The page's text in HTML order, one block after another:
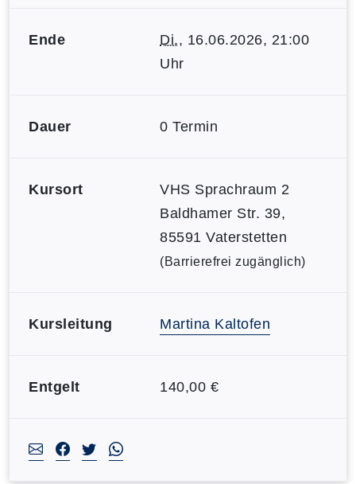
Ende Di., 16.06.2026, 21:00
Uhr
Dauer 0 Termin
Kursort
VHS Sprachraum 2
Baldhamer Str. 39,
85591 Vaterstetten
(Barrierefrei zugänglich)
Kursleitung Martina Kaltofen
Entgelt 140,00 €